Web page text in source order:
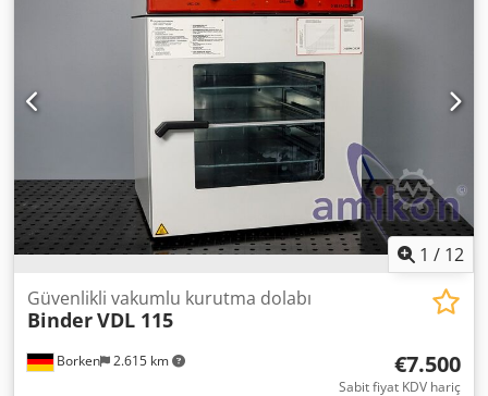
1 / 12
Borken 2.615 km
Güvenlikli vakumlu kurutma dolabı
BinderVDL 115
€7.500
Sabit fiyat KDV hariç